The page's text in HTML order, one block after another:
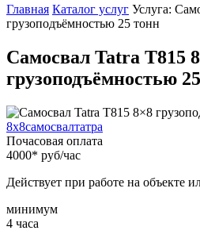
Главная Каталог услуг Услуга:
грузоподъёмностью 25 тонн
Самосвал Tatra T815
грузоподъёмностью
8x8самосвалтатра
Почасовая оплата
4000* руб/час
Действует при работе на объекте
минимум
4 часа